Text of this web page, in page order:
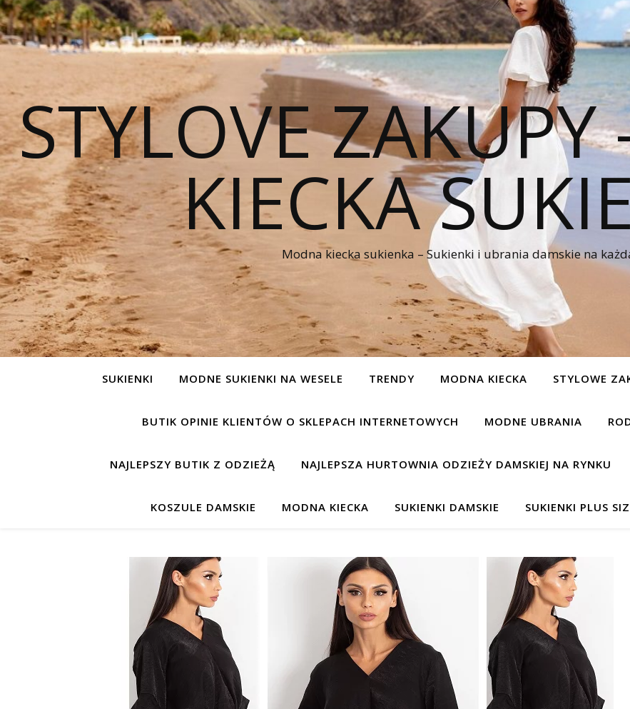
STYLOVE
KIECKA
Modna kiecka sukienka – Sukienki i ubrania damskie na
SUKIENKI MODNE SUKIENKI NA WESELE TRENDY MODNA KIECKA STYLOWE
BUTIK OPINIE KLIENTÓW O SKLEPACH INTERNETOWYCH MODNE UBRANIA
NAJLEPSZY BUTIK Z ODZIEŻĄ NAJLEPSZA HURTOWNIA ODZIEŻY DAMSKIEJ NA RYNKU
KOSZULE DAMSKIE MODNA KIECKA SUKIENKI DAMSKIE SUKIENKI PLUS